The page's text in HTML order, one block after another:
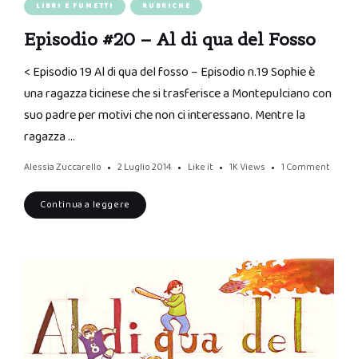
LIBRI E FUMETTI RUBRICHE
Episodio #20 – Al di qua del Fosso
< Episodio 19 Al di qua del fosso – Episodio n.19 Sophie è
una ragazza ticinese che si trasferisce a Montepulciano con
suo padre per motivi che non ci interessano. Mentre la
ragazza …
Alessia Zuccarello 2 Luglio 2014 Like it 1K Views 1 Comment
Continua a leggere